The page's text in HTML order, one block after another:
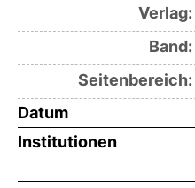
Verlag:
Band:
Seitenbereich:
Datum
Institutionen